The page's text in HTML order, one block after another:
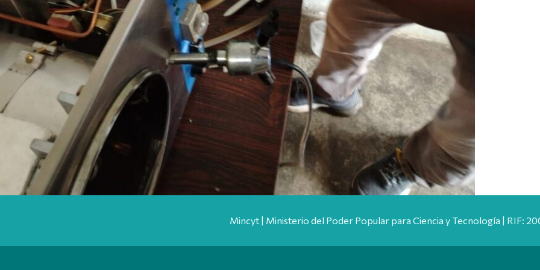
Mincyt | Ministerio del Poder Popular para Ciencia y Tecnología | RIF: